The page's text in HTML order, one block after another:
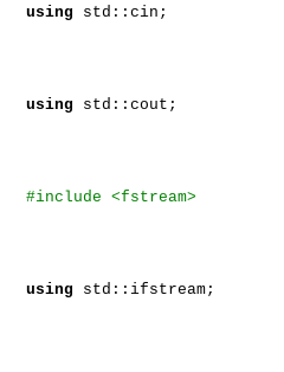
using std::cin;
using std::cout;
#include <fstream>
using std::ifstream;